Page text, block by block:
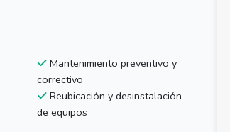
Mantenimiento preventivo y
correctivo
Reubicación y desinstalación
de equipos